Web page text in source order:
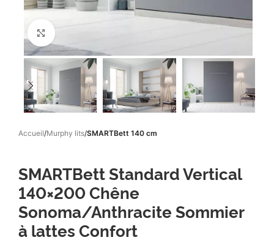
Click to enlarge
Accueil Murphy lits SMARTBett 140 cm
SMARTBett Standard Vertical
140×200 Chêne
Sonoma/Anthracite Sommier
à lattes Confort